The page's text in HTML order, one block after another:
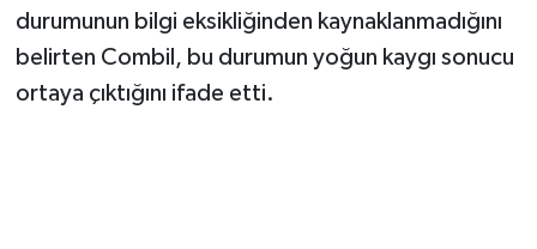
durumunun bilgi eksikliğinden kaynaklanmadığını
belirten Combil, bu durumun yoğun kaygı sonucu
ortaya çıktığını ifade etti.